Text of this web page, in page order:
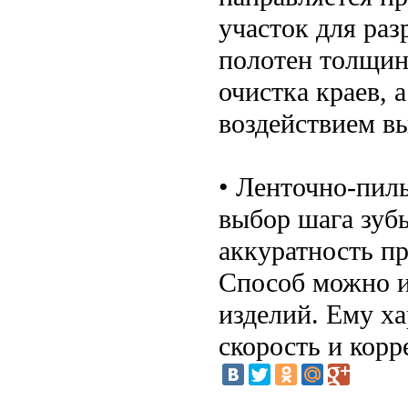
участок для
полотен
очистка краев,
воздействием
• Ленточно-
выбор шага
аккуратность
Способ можно
изделий. Ему
скорость и